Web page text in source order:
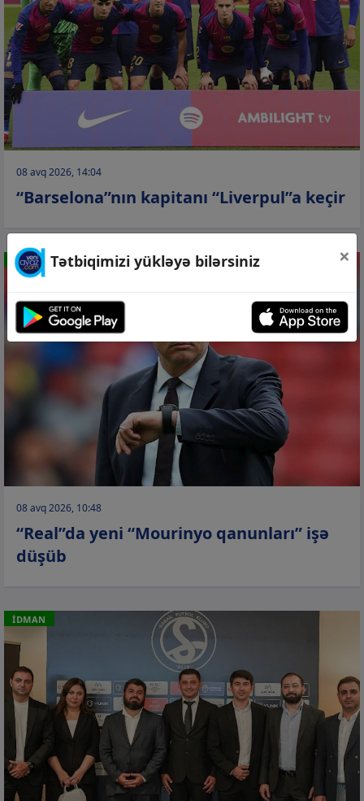
08 avq 2026, 14:04
“Barselona”nın kapitanı “Liverpul”a keçir
İDMAN
08 avq 2026, 10:48
“Real”da yeni “Mourinyo qanunları” işə
düşüb
İDMAN
Tətbiqimizi yükləyə bilərsiniz ×